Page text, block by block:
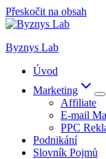
Přeskočit na obsah
Byznys Lab
Úvod
Marketing
Affiliate
E-mail
PPC
Podnikání
Slovník Pojmů